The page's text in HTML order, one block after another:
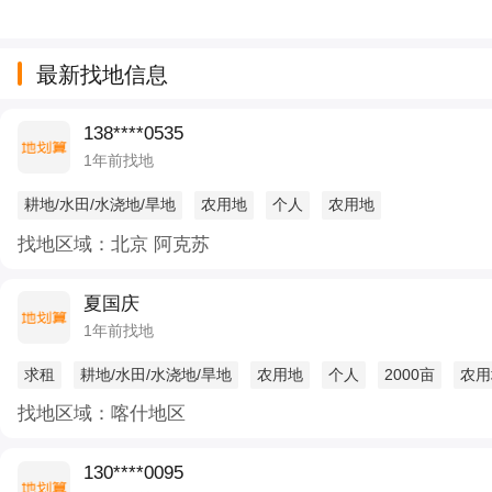
最新找地信息
138****0535
1年前找地
耕地/水田/水浇地/旱地 农用地 个人 农用地
找地区域：北京 阿克苏
夏国庆
1年前找地
求租 耕地/水田/水浇地/旱地 农用地 个人 2000亩 农
找地区域：喀什地区
130****0095